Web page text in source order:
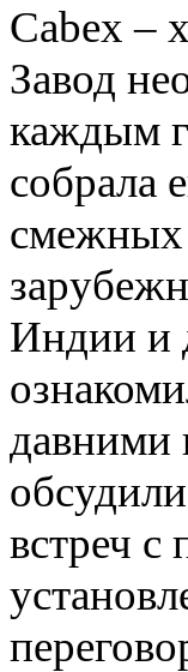
Cabex –
Завод
каждым
собрала
смежных
Индии и
давними
встреч